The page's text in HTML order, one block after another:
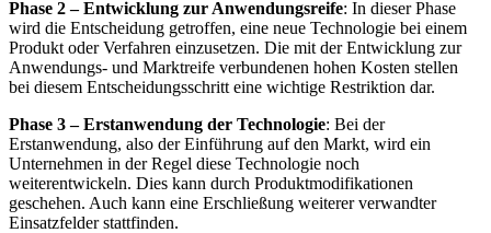
geschehen.
Phase 2 – Entwicklung zur Anwendungsreife: In dieser Phase
wird die Entscheidung getroffen, eine neue Technologie bei einem
Produkt oder Verfahren einzusetzen. Die mit der Entwicklung zur
bei diesem Entscheidungsschritt eine wichtige Restriktion dar.
Phase 3 – Erstanwendung der Technologie : Bei der
Erstanwendung, also der Einführung auf den Markt, wird ein
Unternehmen in der Regel diese Technologie noch
weiterentwickeln. Dies kann durch Produktmodifikationen